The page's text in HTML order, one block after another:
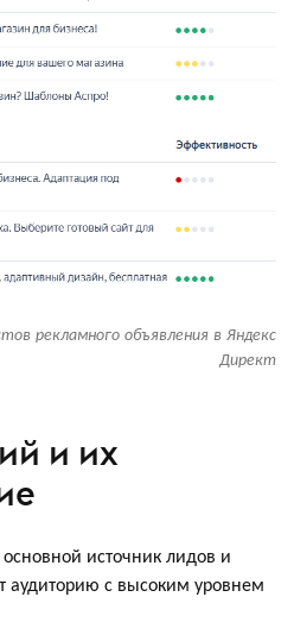
рекламного объявления в Яндекс
Директ
и их
источник лидов и
с высоким уровнем